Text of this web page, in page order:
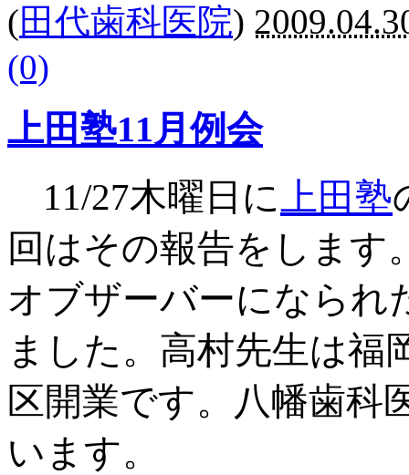
(田代歯科医院)
(0)
上田塾11月例会
11/27木曜日に 上田塾
回はその報告をします
オブザーバーになられ
ました。高村先生は福
区開業です。八幡歯科
います。